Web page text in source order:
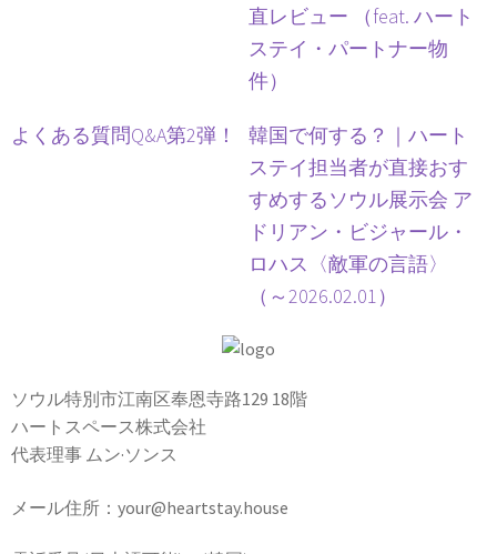
直レビュー （feat. ハート
ステイ・パートナー物
件）
よくある質問Q&A第2弾！
韓国で何する？｜ハート
ステイ担当者が直接おす
すめするソウル展示会 ア
ドリアン・ビジャール・
ロハス〈敵軍の言語〉
（～2026.02.01）
ソウル特別市江南区奉恩寺路129 18階
ハートスペース株式会社
代表理事 ムン·ソンス
メール住所：your@heartstay.house